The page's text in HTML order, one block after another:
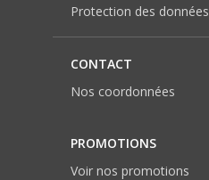
Protection des données
CONTACT
Nos coordonnées
PROMOTIONS
Voir nos promotions